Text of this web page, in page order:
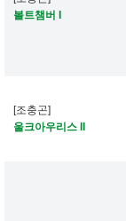
볼트챔버 I
[조충곤]
울크아우리스 II